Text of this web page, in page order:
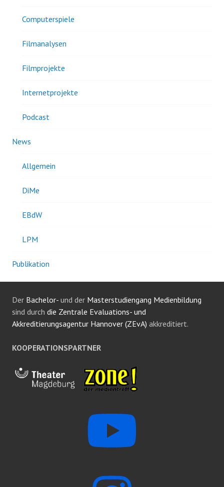
Computerspiele
Filmanalysen
Filmprojekte
Internetprojekte
Podcast
News
Allgemein
DiMe
EBdW
LPM
Publikation
Der Bachelor- und der Masterstudiengang Medienbildung
sind durch die Zentrale Evaluations- und
Akkreditierungsagentur Hannover (ZEvA) akkreditiert.
KOOPERATIONSPARTNER